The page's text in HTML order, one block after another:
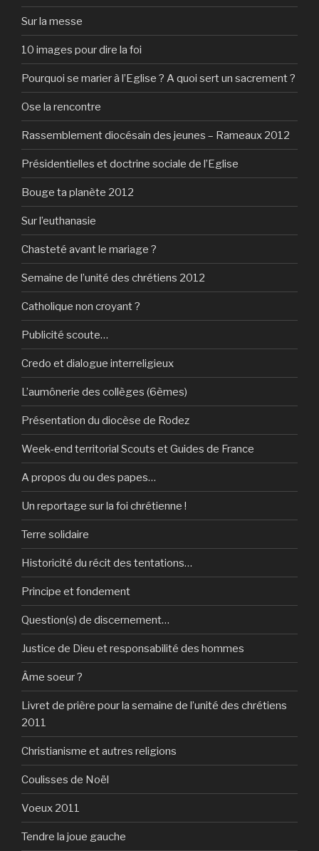
Sur la messe
10 images pour dire la foi
Pourquoi se marier à l’Eglise ? A quoi sert un sacrement ?
Ose la rencontre
Rassemblement diocésain des jeunes – Rameaux 2012
Présidentielles et doctrine sociale de l’Eglise
Bouge ta planète 2012
Sur l’euthanasie
Chasteté avant le mariage ?
Semaine de l’unité des chrétiens 2012
Catholique non croyant ?
Publicité scoute…
Credo et dialogue interreligieux
L’aumônerie des collèges (6èmes)
Présentation du diocèse de Rodez
Week-end territorial Scouts et Guides de France
A propos du ou des papes…
Un reportage sur la foi chrétienne !
Terre solidaire
Historicité du récit des tentations…
Principe et fondement
Question(s) de discernement…
Justice de Dieu et responsabilité des hommes
Âme soeur ?
Livret de prière pour la semaine de l’unité des chrétiens
2011
Christianisme et autres religions
Coulisses de Noël
Voeux 2011
Tendre la joue gauche